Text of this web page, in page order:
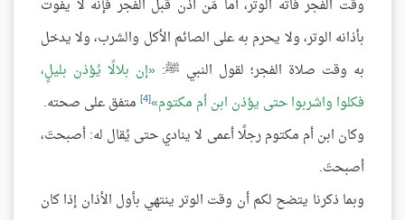
وقت الفجر فاته الوتر، أما مَن أذَّن قبل الفجر فإنه لا يفوت
بأذانه الوتر، ولا يحرم به على الصائم الأكل والشرب، ولا يدخل
به وقت صلاة الفجر؛ لقول النبي ﷺ: إن بلالًا يُؤذن بليلٍ،
فكلوا واشربوا حتى يؤذن ابن أم مكتوم [4]
متفق على صحته.
وكان ابن أم مكتوم رجلًا أعمى لا ينادي حتى يُقال له: أصبحتَ،
أصبحتَ.
وبما ذكرنا يتضح لكم أن وقت الوتر ينتهي بأول الأذان إذا كان